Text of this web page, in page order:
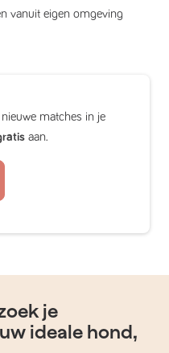
vanuit eigen omgeving
nieuwe matches in je
aan.
je
ideale hond,